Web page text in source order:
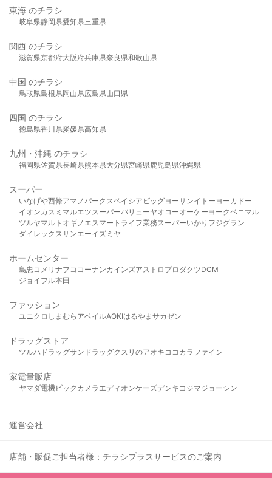
東海 のチラシ
岐阜県静岡県愛知県三重県
関西 のチラシ
滋賀県京都府大阪府兵庫県奈良県和歌山県
中国 のチラシ
鳥取県島根県岡山県広島県山口県
四国 のチラシ
徳島県香川県愛媛県高知県
九州・沖縄 のチラシ
福岡県佐賀県長崎県熊本県大分県宮崎県鹿児島県沖縄県
スーパー
いなげや西條アマノパークスベイシア ビッグヨーサンイトーヨーカドー
イオンカスミ マルエツスーパーバリューヤオコーオーケー ヨークベニマル
ツルヤマルト オギノ エスマート ライフ業務スーパーいかり フジグラン
ダイレックスサンエーイズミヤ
ホームセンター
島忠 コメリ ナフコ コーナンカインズアストロプロダクツDCM
ジョイフル本田
ファッション
ユニクロ しまむら アベイルAOKIはるやま サカゼン
ドラッグストア
ツルハドラッグサンドラッグクスリのアオキ ココカラファイン
家電量販店
ヤマダ電機ビックカメラ エディオンケーズデンキ コジマジョーシン
運営会社
店舗・販促ご担当者様：チラシプラスサービスのご案内